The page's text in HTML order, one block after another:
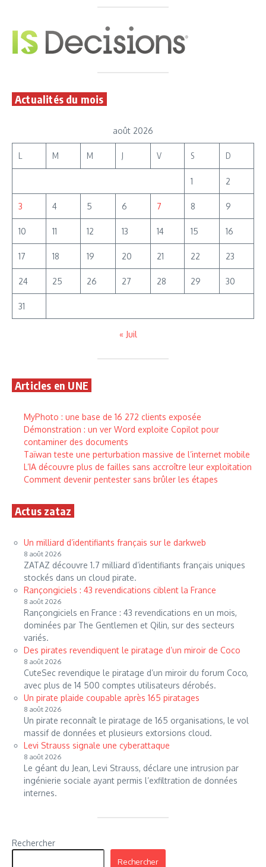
Actualités du mois
août 2026
L M M J V S D
1 2
3 4 5 6 7 8 9
10 11 12 13 14 15 16
17 18 19 20 21 22 23
24 25 26 27 28 29 30
31
« Juil
Articles en UNE
MyPhoto : une base de 16 272 clients exposée
Démonstration : un ver Word exploite Copilot pour
contaminer des documents
Taïwan teste une perturbation massive de l’internet mobile
L’IA découvre plus de failles sans accroître leur exploitation
Comment devenir pentester sans brûler les étapes
Actus zataz
Un milliard d’identifiants français sur le darkweb
8 août 2026
ZATAZ découvre 1.7 milliard d’identifiants français uniques
stockés dans un cloud pirate.
Rançongiciels : 43 revendications ciblent la France
8 août 2026
Rançongiciels en France : 43 revendications en un mois,
dominées par The Gentlemen et Qilin, sur des secteurs
variés.
Des pirates revendiquent le piratage d’un miroir de Coco
8 août 2026
CuteSec revendique le piratage d’un miroir du forum Coco,
avec plus de 14 500 comptes utilisateurs dérobés.
Un pirate plaide coupable après 165 piratages
8 août 2026
Un pirate reconnaît le piratage de 165 organisations, le vol
massif de données et plusieurs extorsions cloud.
Levi Strauss signale une cyberattaque
8 août 2026
Le géant du Jean, Levi Strauss, déclare une intrusion par
ingénierie sociale ayant permis l’exfiltration de données
internes.
Rechercher
Rechercher